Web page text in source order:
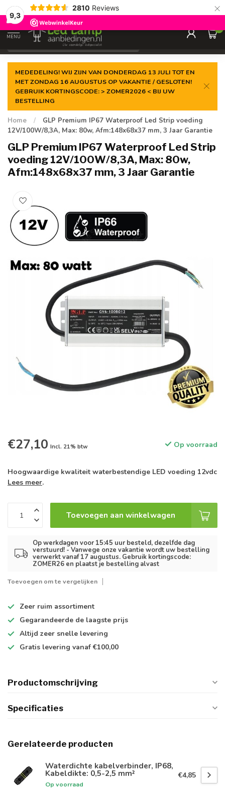
9,3
2810 Reviews ×
Gegarandeerde delaagste prijs
MENU
0
MEDEDELING! WIJ ZIJN VAN DONDERDAG 13 JULI TOT EN
MET ZONDAG 16 AUGUSTUS OP VAKANTIE / GESLOTEN!
GEBRUIK KORTINGSCODE: > ZOMER2026 < BIJ UW
BESTELLING
Home /
GLP Premium IP67 Waterproof Led Strip voeding
12V/100W/8,3A, Max: 80w, Afm:148x68x37 mm, 3 Jaar Garantie
GLP Premium IP67 Waterproof Led Strip
voeding 12V/100W/8,3A, Max: 80w,
Afm:148x68x37 mm, 3 Jaar Garantie
€27,10 Incl. 21% btw Op voorraad
Hoogwaardige kwaliteit waterbestendige LED voeding 12vdc
Lees meer.
Toevoegen aan winkelwagen
Op werkdagen voor 15:45 uur besteld, dezelfde dag
verstuurd! - Vanwege onze vakantie wordt uw bestelling
verwerkt vanaf 17 augustus. Gebruik kortingscode:
ZOMER26 en plaatst je bestelling alvast
Toevoegen om te vergelijken
Zeer ruim assortiment
Gegarandeerde de laagste prijs
Altijd zeer snelle levering
Gratis levering vanaf €100,00
Productomschrijving
Specificaties
Gerelateerde producten
Waterdichte kabelverbinder, IP68,
Kabeldikte: 0,5-2,5 mm²
Op voorraad
€4,85